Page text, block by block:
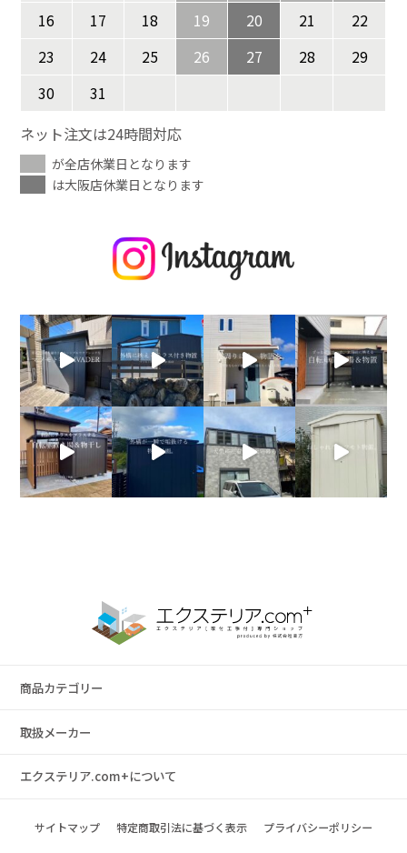
16
17 18 19 20 21
22
23
24 25 26 27 28
29
30
31
ネット注文は24時間対応
が全店休業日となります
は大阪店休業日となります
商品カテゴリー
取扱メーカー
エクステリア.com+について
サイトマップ 特定商取引法に基づく表示 プライバシーポリシー